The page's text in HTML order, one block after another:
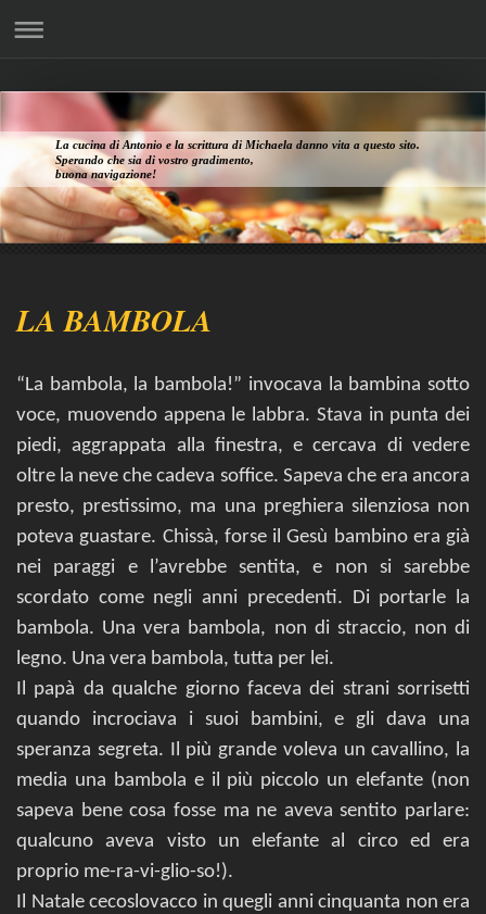
La cucina di Antonio e la scrittura di Michaela danno vita a questo sito.
Sperando che sia di vostro gradimento,
buona navigazione!
LA BAMBOLA
“La bambola, la bambola!” invocava la bambina sotto
voce, muovendo appena le labbra. Stava in punta dei
piedi, aggrappata alla finestra, e cercava di vedere
oltre la neve che cadeva soffice. Sapeva che era ancora
presto, prestissimo, ma una preghiera silenziosa non
poteva guastare. Chissà, forse il Gesù bambino era già
nei paraggi e l’avrebbe sentita, e non si sarebbe
scordato come negli anni precedenti. Di portarle la
bambola. Una vera bambola, non di straccio, non di
legno. Una vera bambola, tutta per lei.
Il papà da qualche giorno faceva dei strani sorrisetti
quando incrociava i suoi bambini, e gli dava una
speranza segreta. Il più grande voleva un cavallino, la
media una bambola e il più piccolo un elefante (non
sapeva bene cosa fosse ma ne aveva sentito parlare:
qualcuno aveva visto un elefante al circo ed era
proprio me-ra-vi-glio-so!).
Il Natale cecoslovacco in quegli anni cinquanta non era